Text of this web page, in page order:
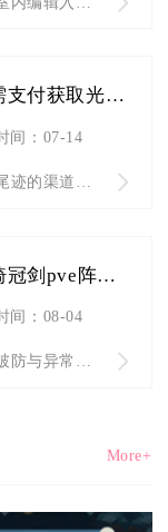
是否有办法无需支付获取光遇彩虹尾迹
间：07-14
如何提高坎公骑冠剑pve阵容的输出能力
间：08-04
合理搭配同属性增伤挂件、维持全程破防与异常增伤、搭配毕业输出...
More+